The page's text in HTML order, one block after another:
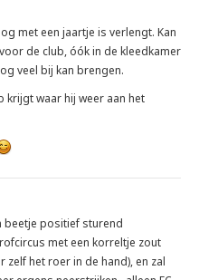
met een jaartje is verlengt. Kan
de club, óók in de kleedkamer
veel bij kan brengen.
krijgt waar hij weer aan het
beetje positief sturend
met een korreltje zout
zelf het roer in de hand), en zal